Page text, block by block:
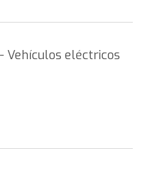
Vehículos eléctricos